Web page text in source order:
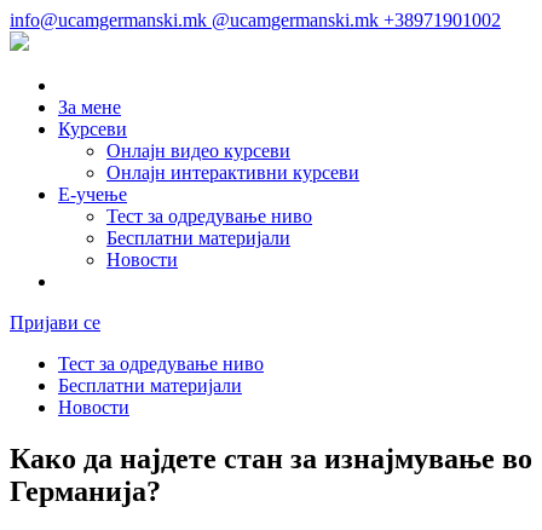
info@ucamgermanski.mk @ucamgermanski.mk +38971901002
За мене
Курсеви
Онлајн видео курсеви
Онлајн интерактивни курсеви
Е-учење
Тест за одредување ниво
Бесплатни материјали
Новости
Пријави се
Тест за одредување ниво
Бесплатни материјали
Новости
Како да најдете стан за изнајмување во
Германија?